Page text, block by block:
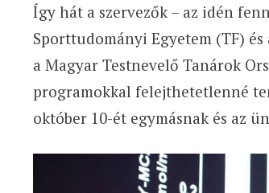
Így hát a szervezők – az idén
Sporttudományi Egyetem (TF)
a Magyar Testnevelő Tanárok
programokkal felejthetetlenné
október 10-ét egymásnak és az